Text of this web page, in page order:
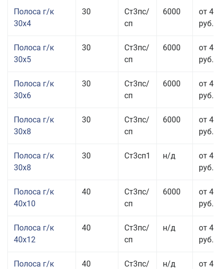
Полоса г/к
30x4
30
Ст3пс/
сп
6000
от 44
руб.
Полоса г/к
30x5
30
Ст3пс/
сп
6000
от 43
руб.
Полоса г/к
30x6
30
Ст3пс/
сп
6000
от 46
руб.
Полоса г/к
30x8
30
Ст3пс/
сп
6000
от 43
руб.
Полоса г/к
30x8
30 Ст3сп1 н/д
от 43
руб.
Полоса г/к
40x10
40
Ст3пс/
сп
6000
от 44
руб.
Полоса г/к
40x12
40
Ст3пс/
сп
н/д
от 48
руб.
Полоса г/к
40
Ст3пс/
н/д
от 44